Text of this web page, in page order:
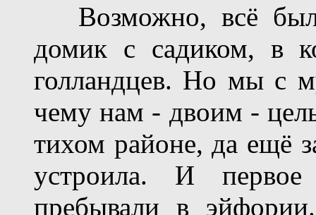
Возможно, всё
домик с садиком, в
голландцев. Но мы с
чему нам - двоим -
тихом районе, да ещё
устроила. И
пребывали в